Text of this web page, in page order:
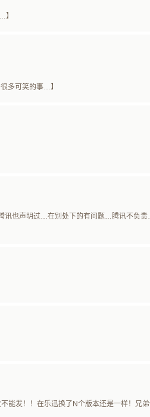
】
多可笑的事…】
讯也声明过…在别处下的有问题…腾讯不负
能发！！在乐迅换了N个版本还是一样！兄